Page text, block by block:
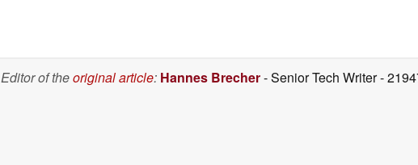
Editor of theoriginal article: Hannes Brecher- Senior Tech Writer-